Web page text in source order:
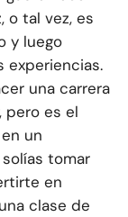
o tal vez, es
y luego
experiencias.
una carrera
pero es el
un
tomar
en
clase de